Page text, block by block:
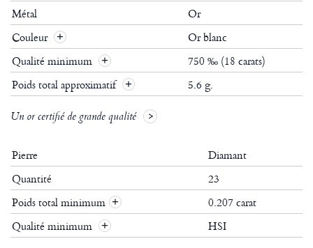
Métal
Or
Couleur
Or blanc
Qualité minimum
750 ‰ (18 carats)
Poids total approximatif
5.6 g.
Un or certifié de grande qualité
Pierre
Diamant
Quantité
23
Poids total minimum +
0.207 carat
Qualité minimum
+ HSI